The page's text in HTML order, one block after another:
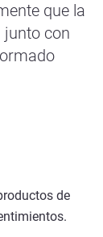
que la
junto con
de